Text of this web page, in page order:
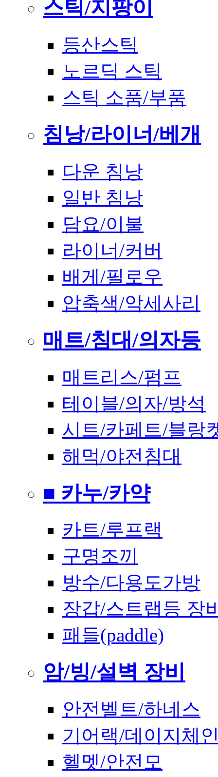
스틱/지팡이
등산스틱
노르딕 스틱
스틱 소품/부품
침낭/라이너/베개
다운 침낭
일반 침낭
담요/이불
라이너/커버
배게/필로우
압축색/악세사리
매트/침대/의자등
매트리스/펌프
테이블/의자/방석
시트/카페트/블랑
해먹/야전침대
■ 카누/카약
카트/루프랙
구명조끼
방수/다용도가방
장갑/스트랩등 장
패들(paddle)
암/빙/설벽 장비
안전벨트/하네스
기어랙/데이지체
헬멧/안전모